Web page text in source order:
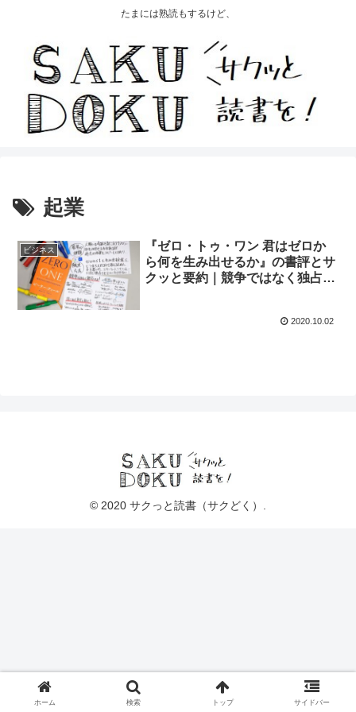
たまには熟読もするけど、
起業
ビジネス
『ゼロ・トゥ・ワン 君はゼロか
ら何を生み出せるか』の書評とサ
クッと要約｜競争ではなく独占せ
2020.10.02
© 2020 サクっと読書（サクどく）.
ホーム 検索 トップ サイドバー